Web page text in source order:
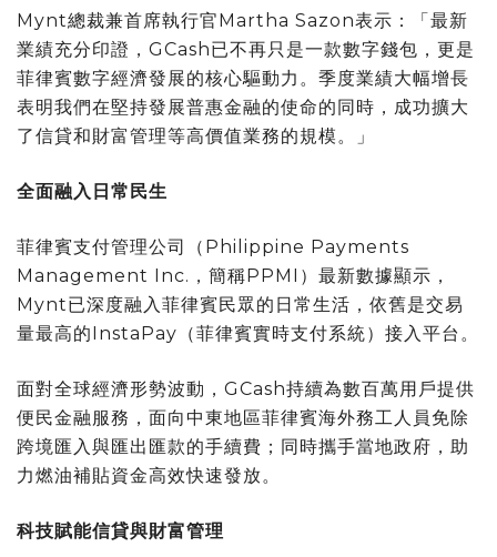
Mynt總裁兼首席執行官Martha Sazon表示：「最新
業績充分印證，GCash已不再只是一款數字錢包，更是
菲律賓數字經濟發展的核心驅動力。季度業績大幅增長
表明我們在堅持發展普惠金融的使命的同時，成功擴大
了信貸和財富管理等高價值業務的規模。」
全面融入日常民生
菲律賓支付管理公司（Philippine Payments
Management Inc.，簡稱PPMI）最新數據顯示，
Mynt已深度融入菲律賓民眾的日常生活，依舊是交易
量最高的InstaPay（菲律賓實時支付系統）接入平台。
面對全球經濟形勢波動，GCash持續為數百萬用戶提供
便民金融服務，面向中東地區菲律賓海外務工人員免除
跨境匯入與匯出匯款的手續費；同時攜手當地政府，助
力燃油補貼資金高效快速發放。
科技賦能信貸與財富管理